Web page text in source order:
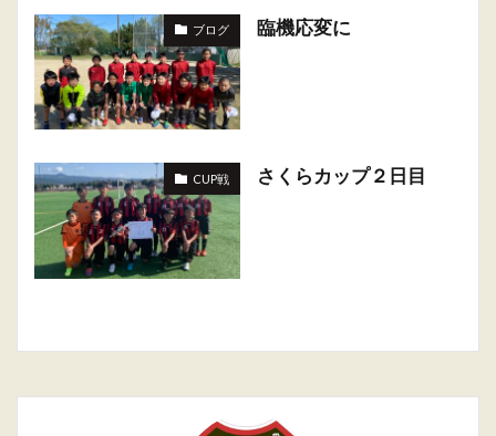
ブログ 臨機応変に
CUP戦 さくらカップ２日目